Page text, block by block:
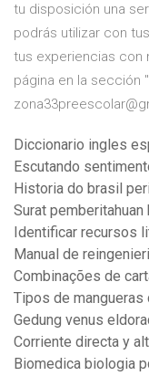
tu disposición una
podrás utilizar con
tus experiencias con
página en la sección
Diccionario ingles
Escutando
Historia do brasil
Surat
Identificar recursos
Manual de
Combinações de
Tipos de
Gedung venus
Corriente directa y
Biomedica biologia